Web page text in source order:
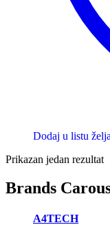
Dodaj u listu želja
Prikazan jedan rezultat
Brands
A4TECH